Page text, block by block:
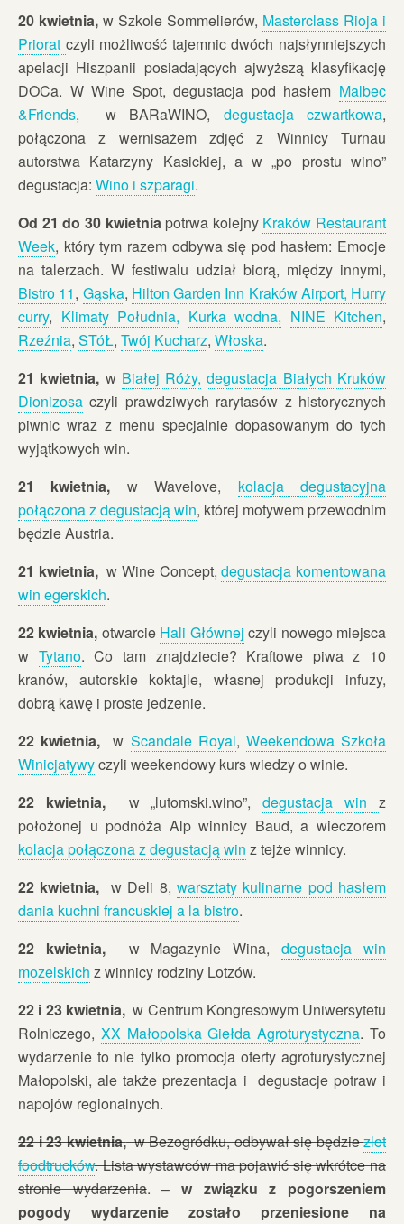
20 kwietnia, w Szkole Sommelierów, Masterclass Rioja i
Priorat czyli możliwość tajemnic dwóch najsłynniejszych
apelacji Hiszpanii posiadających ajwyższą klasyfikację
DOCa. W Wine Spot, degustacja pod hasłem Malbec
&Friends, w BARaWINO, degustacja czwartkowa,
połączona z wernisażem zdjęć z Winnicy Turnau
autorstwa Katarzyny Kasickiej, a w „po prostu wino”
degustacja: Wino i szparagi.
Od 21 do 30 kwietnia potrwa kolejny Kraków Restaurant
Week, który tym razem odbywa się pod hasłem: Emocje
na talerzach. W festiwalu udział biorą, między innymi,
Bistro 11, Gąska, Hilton Garden Inn Kraków Airport, Hurry
curry, Klimaty Południa, Kurka wodna, NINE Kitchen,
Rzeźnia, STóŁ, Twój Kucharz, Włoska.
21 kwietnia, w Białej Róży, degustacja Białych Kruków
Dionizosa czyli prawdziwych rarytasów z historycznych
piwnic wraz z menu specjalnie dopasowanym do tych
wyjątkowych win.
21 kwietnia, w Wavelove, kolacja degustacyjna
połączona z degustacją win, której motywem przewodnim
będzie Austria.
21 kwietnia, w Wine Concept,degustacja komentowana
win egerskich.
22 kwietnia, otwarcie Hali Głównej czyli nowego miejsca
w Tytano. Co tam znajdziecie? Kraftowe piwa z 10
kranów, autorskie koktajle, własnej produkcji infuzy,
dobrą kawę i proste jedzenie.
22 kwietnia,
w Scandale Royal, Weekendowa Szkoła
Winicjatywyczyli weekendowy kurs wiedzy o winie.
22 kwietnia,
w „lutomski.wino”,degustacja winz
położonej u podnóża Alp winnicy Baud, a wieczorem
kolacja połączona z degustacją win z tejże winnicy.
22 kwietnia, w Deli 8,warsztaty kulinarne pod hasłem
dania kuchni francuskiej a la bistro.
22 kwietnia,
w Magazynie Wina,degustacja win
mozelskich z winnicy rodziny Lotzów.
22 i 23 kwietnia, w Centrum Kongresowym Uniwersytetu
Rolniczego, XX Małopolska Giełda Agroturystyczna. To
wydarzenie to nie tylko promocja oferty agroturystycznej
Małopolski, ale także prezentacja i degustacje potraw i
napojów regionalnych.
22 i 23 kwietnia,w Bezogródku, odbywał się będziezlot
foodtrucków. Lista wystawców ma pojawić się wkrótce na
stronie wydarzenia. –w związku z pogorszeniem
pogody wydarzenie zostało przeniesione na